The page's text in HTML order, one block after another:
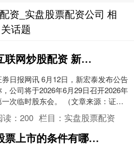
资_实盘股票配资公司 相
关话题
互联网炒股配资 新宏泰：2026年6月29日召开2026年第一次临时股东会
券日报网讯 6月12日，新宏泰发布公告
，公司将于2026年6月29日召开2026年
一次临时股东会。 （文章来源：证券
报）互联网炒股配资 海量资讯、精准
....
读：200 栏目： 实盘股票配资
股票上市的条件有哪些 富士莱：截至2026年6月10日股东总户数为8163户